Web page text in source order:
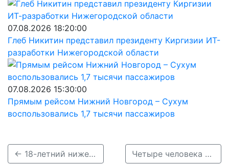
07.08.2026 18:20:00
Глеб Никитин представил президенту Киргизии ИТ-
разработки Нижегородской области
07.08.2026 15:30:00
Прямым рейсом Нижний Новгород – Сухум
воспользовались 1,7 тысячи пассажиров
← 18-летний нижегородец пойдет под суд за ДТП с тяжкими ранениями Четыре человека пострадали при столкновении двух легковушек в Шахунском районе →